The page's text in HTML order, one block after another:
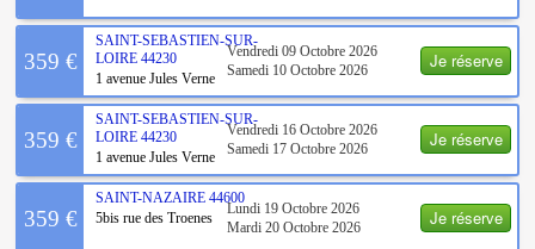
Je réserve
359 €
SAINT-SEBASTIEN-SUR-
LOIRE 44230
1 avenue Jules Verne
Vendredi 09 Octobre 2026
Samedi 10 Octobre 2026
Je réserve
359 €
SAINT-SEBASTIEN-SUR-
LOIRE 44230
1 avenue Jules Verne
Vendredi 16 Octobre 2026
Samedi 17 Octobre 2026
Je réserve
359 €
SAINT-NAZAIRE 44600
5bis rue des Troenes
Lundi 19 Octobre 2026
Mardi 20 Octobre 2026